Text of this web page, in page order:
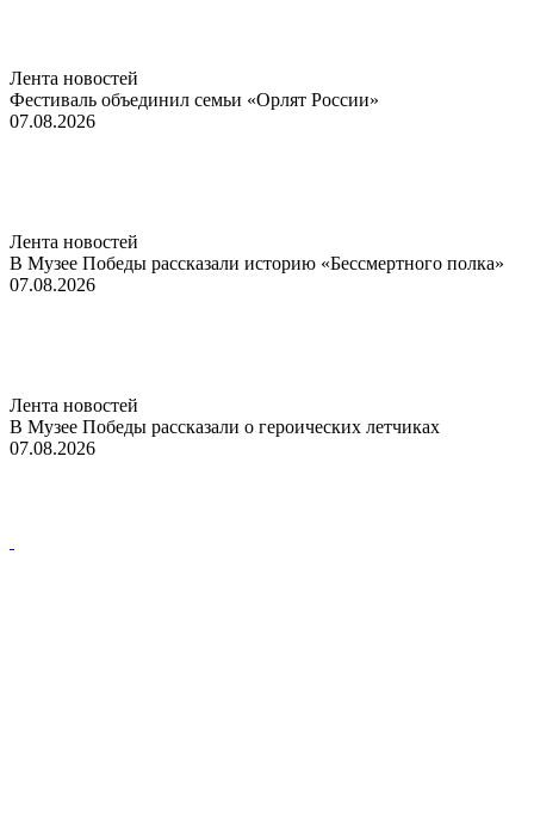
Лента новостей
Фестиваль объединил семьи «Орлят России»
07.08.2026
Лента новостей
В Музее Победы рассказали историю «Бессмертного полка»
07.08.2026
Лента новостей
В Музее Победы рассказали о героических летчиках
07.08.2026